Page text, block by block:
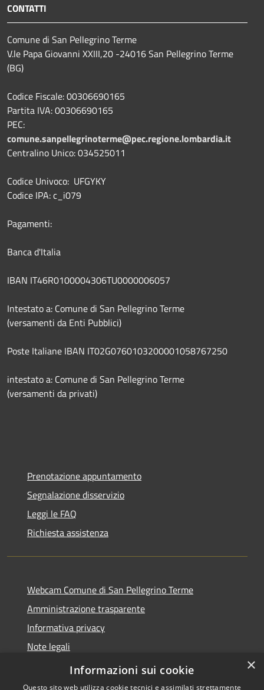
CONTATTI
Comune di San Pellegrino Terme
V.le Papa Giovanni XXIII,20 -24016 San Pellegrino Terme
(BG)
Codice Fiscale: 00306690165
Partita IVA: 00306690165
PEC:
comune.sanpellegrinoterme@pec.regione.lombardia.it
Centralino Unico: 034525011
Codice Univoco: UFGYKY
Codice IPA: c_i079
Pagamenti:
Banca d'Italia
IBAN IT46R0100004306TU0000006057
Intestato a: Comune di San Pellegrino Terme
(versamenti da Enti Pubblici)
Poste Italiane IBAN IT02G0760103200001058767250
intestato a: Comune di San Pellegrino Terme
(versamenti da privati)
Prenotazione appuntamento
Segnalazione disservizio
Leggi le FAQ
Richiesta assistenza
Webcam Comune di San Pellegrino Terme
Amministrazione trasparente
Informativa privacy
Note legali
Dichiarazione di accessibilità
×
Informazioni sui cookie
Questo sito web utilizza cookie tecnici e assimilati strettamente